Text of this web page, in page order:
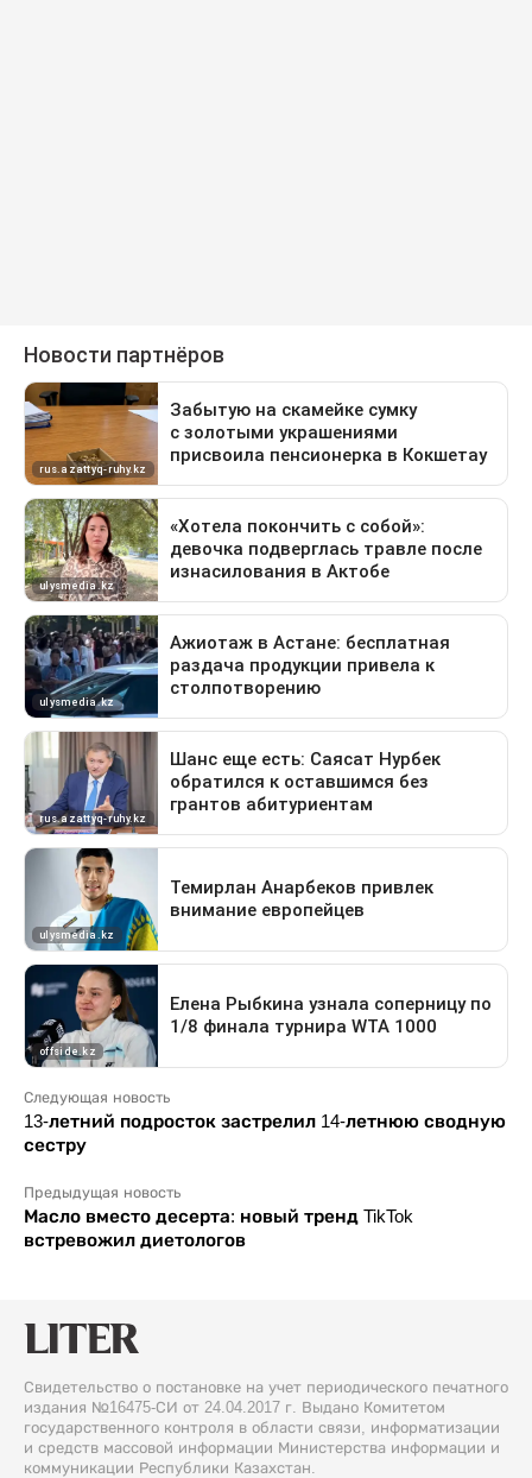
Следующая новость
13-летний подросток застрелил 14-летнюю сводную
сестру
Предыдущая новость
Масло вместо десерта: новый тренд TikTok
встревожил диетологов
Свидетельство о постановке на учет периодического печатного
издания №16475-СИ от 24.04.2017 г. Выдано Комитетом
государственного контроля в области связи, информатизации
и средств массовой информации Министерства информации и
коммуникации Республики Казахстан.